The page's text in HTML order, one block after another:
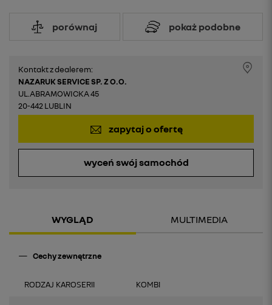
porównaj pokaż podobne
Kontakt z dealerem:
NAZARUK SERVICE SP. Z O.O.
UL.ABRAMOWICKA 45
20-442 LUBLIN
zapytaj o ofertę
wyceń swój samochód
WYGLĄD MULTIMEDIA
Cechy zewnętrzne
RODZAJ KAROSERII KOMBI